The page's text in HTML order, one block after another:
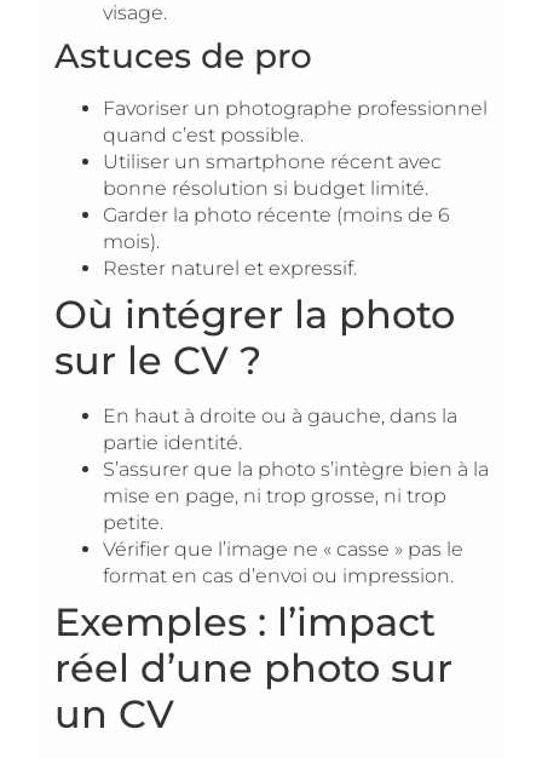
visage.
Astuces de pro
Favoriser un photographe professionnel
quand c’est possible.
Utiliser un smartphone récent avec
bonne résolution si budget limité.
Garder la photo récente (moins de 6
mois).
Rester naturel et expressif.
Où intégrer la photo
sur le CV ?
En haut à droite ou à gauche, dans la
partie identité.
S’assurer que la photo s’intègre bien à la
mise en page, ni trop grosse, ni trop
petite.
Vérifier que l’image ne « casse » pas le
format en cas d’envoi ou impression.
Exemples : l’impact
réel d’une photo sur
un CV